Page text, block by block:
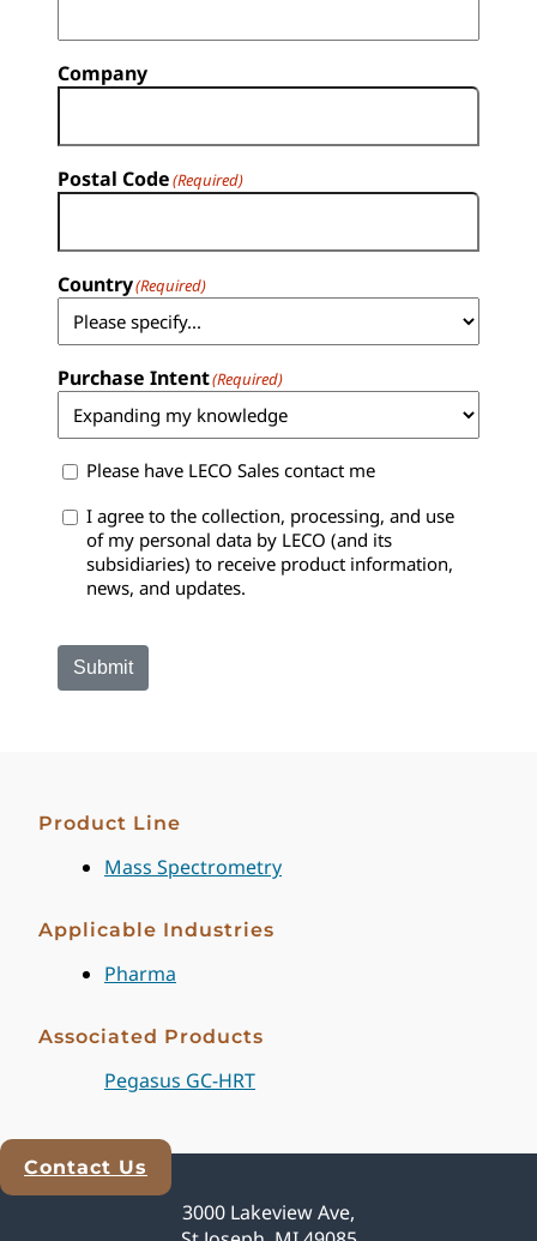
Company
Postal Code(Required)
Country(Required)
Purchase Intent(Required)
SalesPlease have LECO Sales contact me
Consent
I agree to the collection, processing, and use
of my personal data by LECO (and its
subsidiaries) to receive product information,
news, and updates.
Submit
Product Line
Mass Spectrometry
Applicable Industries
Pharma
Associated Products
Pegasus GC-HRT
Explore Analytical Solutions
Contact Us
3000 Lakeview Ave,